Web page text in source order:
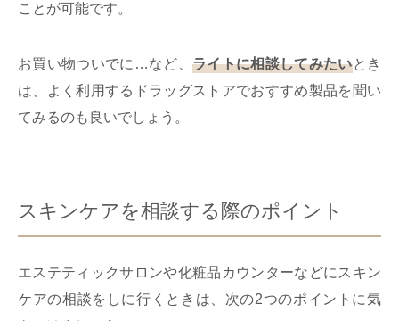
ことが可能です。
お買い物ついでに…など、 ライトに相談してみたいとき
は、よく利用するドラッグストアでおすすめ製品を聞い
てみるのも良いでしょう。
スキンケアを相談する際のポイント
エステティックサロンや化粧品カウンターなどにスキン
ケアの相談をしに行くときは、次の2つのポイントに気